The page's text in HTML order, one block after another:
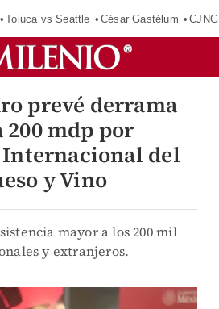
Toluca vs Seattle César Gastélum CJNG
prevé derrama
200 mdp por
Internacional del
y Vino
mayor a los 200 mil
y extranjeros.